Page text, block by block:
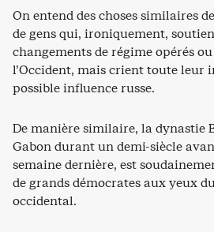
On entend des choses similaires
de gens qui, ironiquement,
changements de régime opérés
l’Occident, mais crient toute leur
possible influence russe.
De manière similaire, la dynastie
Gabon durant un demi-siècle
semaine dernière, est
de grands démocrates aux yeux
occidental.